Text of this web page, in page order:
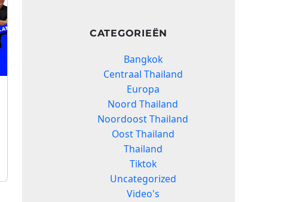
CATEGORIEËN
Bangkok
Centraal Thailand
Europa
Noord Thailand
Noordoost Thailand
Oost Thailand
Thailand
Tiktok
Uncategorized
Video's